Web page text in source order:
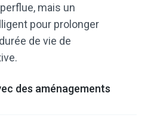
mais un
pour prolonger
de vie de
des aménagements